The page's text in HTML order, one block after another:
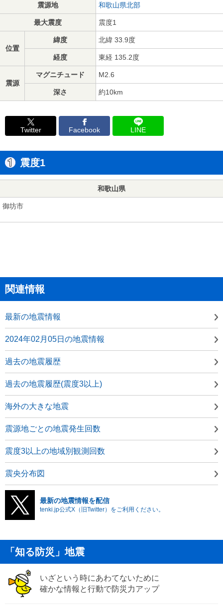
震源地 和歌山県北部
最大震度 震度1
位置
緯度 北緯 33.9度
経度 東経 135.2度
震源
マグニチュード M2.6
深さ 約10km
Twitter Facebook LINE
震度1
和歌山県
御坊市
関連情報
最新の地震情報
2024年02月05日の地震情報
過去の地震履歴
過去の地震履歴(震度3以上)
海外の大きな地震
震源地ごとの地震発生回数
震度3以上の地域別観測回数
震央分布図
最新の地震情報を配信
tenki.jp公式X（旧Twitter）をご利用ください。
「知る防災」地震
いざという時にあわてないために
確かな情報と行動で防災力アップ